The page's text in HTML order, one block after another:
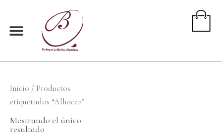
contenido
Inicio / Productos
etiquetados “Alhocen”
Mostrando el único
resultado